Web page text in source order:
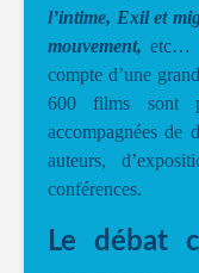
l’intime, Exil et
mouvement, etc…
compte d’une
600 films sont
accompagnées de
auteurs,
conférences.
Le débat